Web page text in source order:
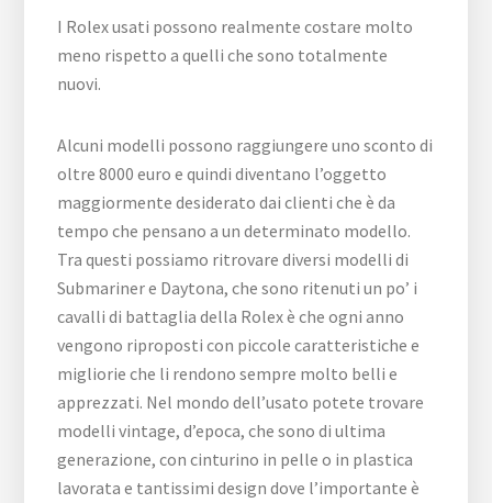
I Rolex usati possono realmente costare molto
meno rispetto a quelli che sono totalmente
nuovi.
Alcuni modelli possono raggiungere uno sconto di
oltre 8000 euro e quindi diventano l’oggetto
maggiormente desiderato dai clienti che è da
tempo che pensano a un determinato modello.
Tra questi possiamo ritrovare diversi modelli di
Submariner e Daytona, che sono ritenuti un po’ i
cavalli di battaglia della Rolex è che ogni anno
vengono riproposti con piccole caratteristiche e
migliorie che li rendono sempre molto belli e
apprezzati. Nel mondo dell’usato potete trovare
modelli vintage, d’epoca, che sono di ultima
generazione, con cinturino in pelle o in plastica
lavorata e tantissimi design dove l’importante è